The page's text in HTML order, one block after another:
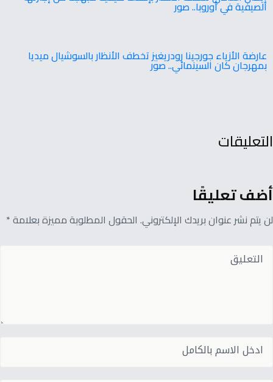
الصيفية في أوروبا.. صور
عارضة الأزياء جورجينا رودريغيز تخطف الأنظار بالسوشيال ميديا
بمهرجان كان السينمائي.. صور
التعليقات
أضف تعليقًا
لن يتم نشر عنوان بريدك الإلكتروني. الحقول المطلوبة مميزة بعلامة *